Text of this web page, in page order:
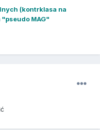
(kontrklasa na
MAG"